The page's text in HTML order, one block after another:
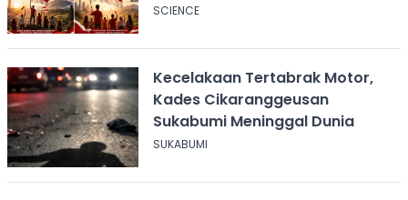
SCIENCE
Kecelakaan Tertabrak Motor,
Kades Cikaranggeusan
Sukabumi Meninggal Dunia
SUKABUMI